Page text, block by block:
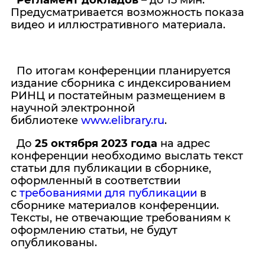
Предусматривается возможность показа
видео и иллюстративного материала.
По итогам конференции планируется
издание сборника с индексированием
РИНЦ и постатейным размещением в
научной электронной
библиотеке www.elibrary.ru.
До 25 октября 2023 года на адрес
конференции необходимо выслать текст
статьи для публикации в сборнике,
оформленный в соответствии
с требованиями для публикации в
сборнике материалов конференции.
Тексты, не отвечающие требованиям к
оформлению статьи, не будут
опубликованы.